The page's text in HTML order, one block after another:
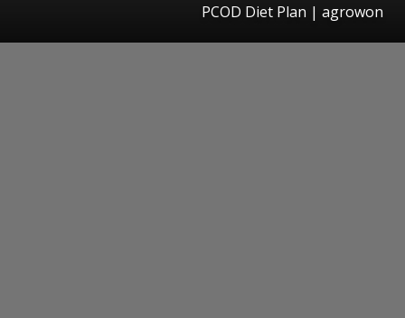
PCOD Diet Plan | agrowon